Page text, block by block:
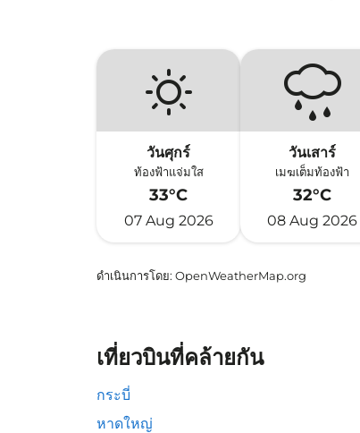
วันศุกร์
ท้องฟ้าแจ่มใส
33°C
07 Aug 2026
วันเสาร์
เมฆเต็มท้องฟ้า
32°C
08 Aug 2026
ดำเนินการโดย: OpenWeatherMap.org
เที่ยวบินที่คล้ายกัน
กระบี่
หาดใหญ่